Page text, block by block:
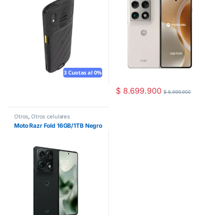
Mouse gratis
3 Cuotas al 0%
$8.699.900 $8.999.900
Otros,Otros celulares
Moto Razr Fold 16GB/1TB Negro